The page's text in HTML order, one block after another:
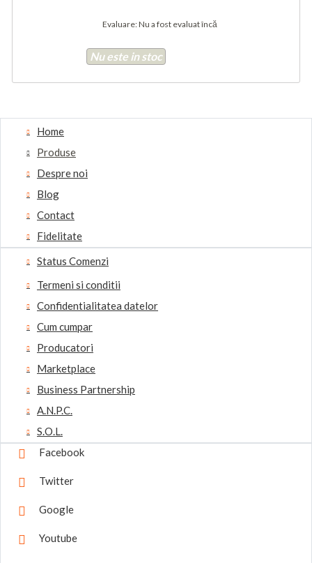
Evaluare: Nu a fost evaluat încă
Nu este in stoc
Home
Produse
Despre noi
Blog
Contact
Fidelitate
Status Comenzi
Termeni si conditii
Confidentialitatea datelor
Cum cumpar
Producatori
Marketplace
Business Partnership
A.N.P.C.
S.O.L.
Facebook
Twitter
Google
Youtube